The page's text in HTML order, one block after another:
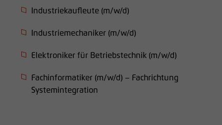
Industriekaufleute (m/w/d)
Industriemechaniker (m/w/d)
Elektroniker für Betriebstechnik (m/w/d)
Fachinformatiker (m/w/d) – Fachrichtung
Systemintegration